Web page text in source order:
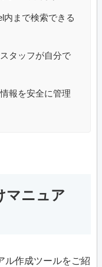
内まで検索できる
タッフが自分で
報を安全に管理
マニュア
ル作成ツールをご紹